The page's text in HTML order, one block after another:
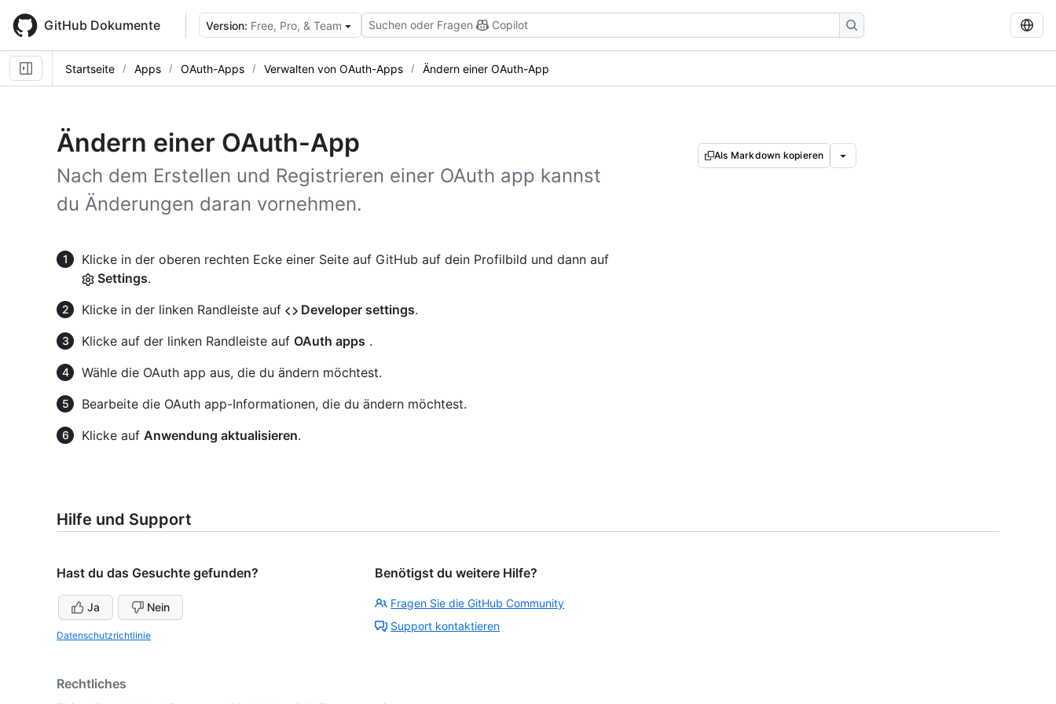
main
content
GitHub Dokumente Version: Free, Pro, & Team Suchen oder Fragen Copilot
Startseite Apps OAuth-Apps Verwalten von OAuth-Apps Ändern einer OAuth-App
Ändern einer OAuth-App
Nach dem Erstellen und Registrieren einer OAuth app kannst
du Änderungen daran vornehmen.
Als Markdown kopieren
Klicke in der oberen rechten Ecke einer Seite auf GitHub auf dein Profilbild und dann auf
Settings.
Klicke in der linken Randleiste auf
Developer settings.
Klicke auf der linken Randleiste auf OAuth apps .
Wähle die OAuth app aus, die du ändern möchtest.
Bearbeite die OAuth app-Informationen, die du ändern möchtest.
Klicke auf Anwendung aktualisieren.
Hilfe und Support
Hast du das Gesuchte gefunden?
Ja Nein
Datenschutzrichtlinie
Benötigst du weitere Hilfe?
Fragen Sie die GitHub Community
Support kontaktieren
Rechtliches